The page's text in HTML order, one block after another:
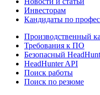
Инвесторам
Кандидаты по
Производственный
Требования к ПО
Безопасный
HeadHunter API
Поиск работы
Поиск по резюме